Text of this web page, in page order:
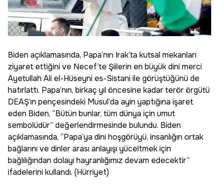
Biden açıklamasında, Papa’nın Irak’ta kutsal mekanları
ziyaret ettiğini ve Necef’te Şiilerin en büyük dini merci
Ayetullah Ali el-Hüseyni es-Sistani ile görüştüğünü de
hatırlattı. Papa’nın, birkaç yıl öncesine kadar terör örgütü
DEAŞ’ın pençesindeki Musul’da ayin yaptığına işaret
eden Biden, “Bütün bunlar, tüm dünya için umut
sembolüdür” değerlendirmesinde bulundu. Biden
açıklamasında, “Papa’ya dini hoşgörüyü, insanlığın ortak
bağlarını ve dinler arası anlayışı yüceltmek için
bağlılığından dolayı hayranlığımız devam edecektir”
ifadelerini kullandı. (Hürriyet)